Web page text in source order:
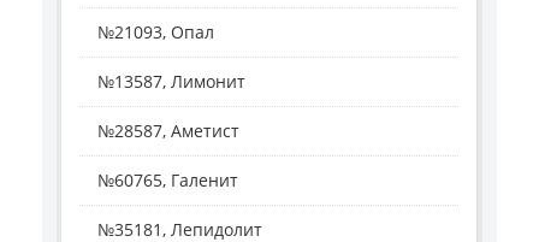
№21093, Опал
№13587, Лимонит
№28587, Аметист
№60765, Галенит
№35181, Лепидолит